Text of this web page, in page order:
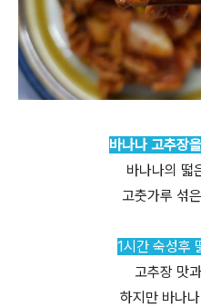
바나나 고추장
바나나의 떫
고춧가루 섞
1시간 숙성후
고추장 맛
하지만 바나